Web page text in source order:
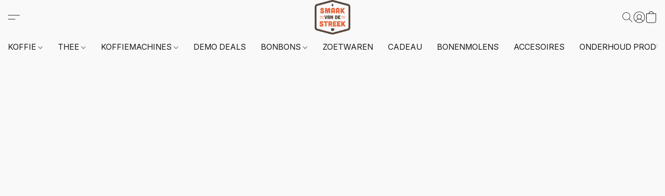
KOFFIE THEE KOFFIEMACHINES DEMO DEALS BONBONS ZOETWAREN CADEAU BONENMOLENS ACCESOIRES ONDERHOUD